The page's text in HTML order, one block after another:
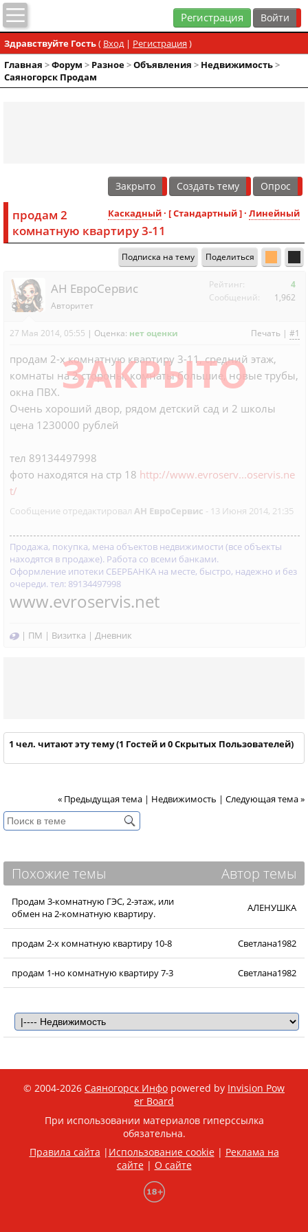
Регистрация
Здравствуйте Гость( Вход| Регистрация )
Главная >Форум > Разное>Объявления > Недвижимость>
Саяногорск Продам
Закрыто Создать тему Опрос
Каскадный· [ Стандартный ] · Линейный
продам 2
комнатную квартиру 3-11
Подписка на тему Поделиться
АН ЕвроСервис
Авторитет
Рейтинг:
4
Сообщений:
1,962
Печать | #1
27 Мая 2014, 05:55 | Оценка: нет оценки
ЗАКРЫТО
продам 2-х комнатную квартиру 3-11, средний этаж,
комнаты на 2 стороны, комнаты большие, новые трубы,
окна ПВХ.
Очень хороший двор, рядом детский сад и 2 школы
цена 1230000 рублей
тел 89134497998
фото находятся на стр 18 http://www.evroserv...oservis.ne
t/
Сообщение отредактировал АН ЕвроСервис - 13 Июня 2014, 21:35
Продажа, покупка, мена объектов недвижимости (все объекты
находятся в продаже). Работа со всеми банками.
Оформление ипотеки СБЕРБАНКА на месте, быстро, надежно и без
очереди. тел: 89134497998
www.evroservis.net
| ПМ | Визитка | Дневник
1 чел. читают эту тему (1 Гостей и 0 Скрытых Пользователей)
« Предыдущая тема | Недвижимость | Следующая тема »
Похожие темы Автор темы
Продам 3-комнатную ГЭС, 2-этаж, или
обмен на 2-комнатную квартиру.
АЛЕНУШКА
продам 2-х комнатную квартиру 10-8 Светлана1982
продам 1-но комнатную квартиру 7-3 Светлана1982
© 2004-2026 Саяногорск Инфо powered by Invision Pow
er Board
При использовании материалов гиперссылка
обязательна.
Правила сайта | Использование cookie| Реклама на
сайте| О сайте